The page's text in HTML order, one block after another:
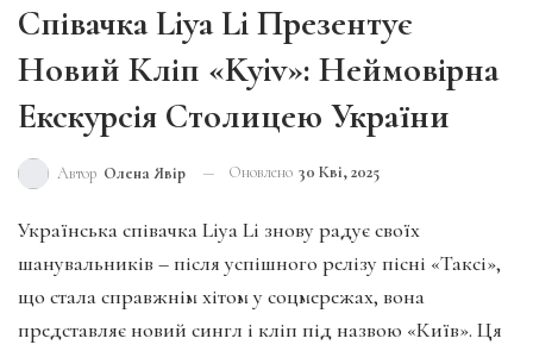
Співачка Liya Li Презентує
Новий Кліп «Kyiv»: Неймовірна
Екскурсія Столицею України
Автор Олена Явір Оновлено 30 Кві, 2025
Українська співачка Liya Li знову радує своїх
шанувальників – після успішного релізу пісні «Таксі»,
що стала справжнім хітом у соцмережах, вона
представляє новий сингл і кліп під назвою «Київ». Ця